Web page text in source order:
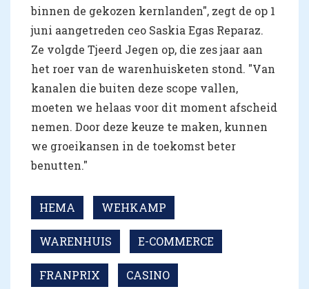
binnen de gekozen kernlanden", zegt de op 1
juni aangetreden ceo Saskia Egas Reparaz.
Ze volgde Tjeerd Jegen op, die zes jaar aan
het roer van de warenhuisketen stond. "Van
kanalen die buiten deze scope vallen,
moeten we helaas voor dit moment afscheid
nemen. Door deze keuze te maken, kunnen
we groeikansen in de toekomst beter
benutten."
HEMA WEHKAMP
WARENHUIS E-COMMERCE
FRANPRIX CASINO